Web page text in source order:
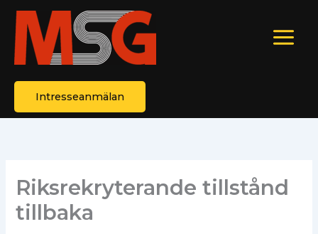
Hoppa
innehåll
Intresseanmälan
Riksrekryterande tillstånd
tillbaka